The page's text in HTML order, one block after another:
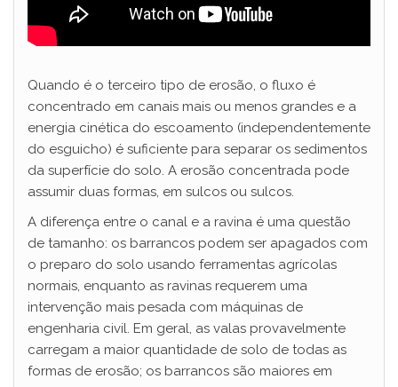
Quando é o terceiro tipo de erosão, o fluxo é
concentrado em canais mais ou menos grandes e a
energia cinética do escoamento (independentemente
do esguicho) é suficiente para separar os sedimentos
da superfície do solo. A erosão concentrada pode
assumir duas formas, em sulcos ou sulcos.
A diferença entre o canal e a ravina é uma questão
de tamanho: os barrancos podem ser apagados com
o preparo do solo usando ferramentas agrícolas
normais, enquanto as ravinas requerem uma
intervenção mais pesada com máquinas de
engenharia civil. Em geral, as valas provavelmente
carregam a maior quantidade de solo de todas as
formas de erosão; os barrancos são maiores em